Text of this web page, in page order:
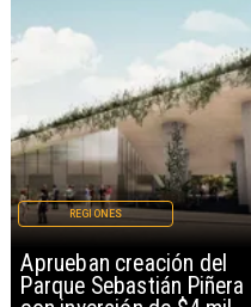
Senado envía cruce
Campillai-Flores a
NACIONAL